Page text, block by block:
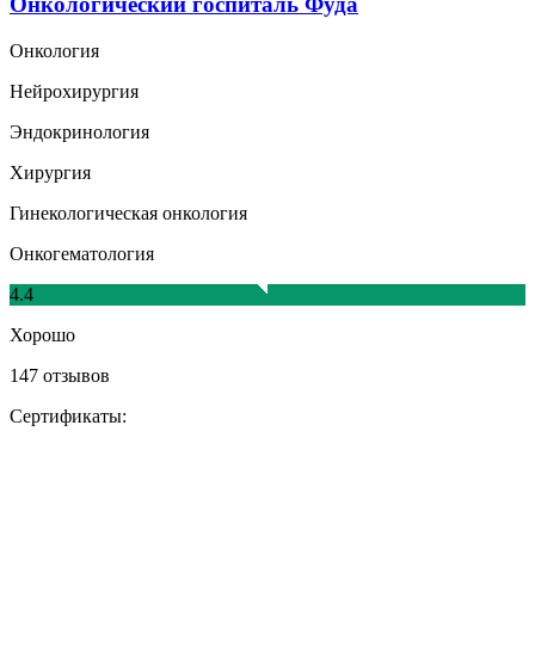
Онкология
Нейрохирургия
Эндокринология
Хирургия
Гинекологическая онкология
Онкогематология
4.4
Хорошо
147 отзывов
Сертификаты: